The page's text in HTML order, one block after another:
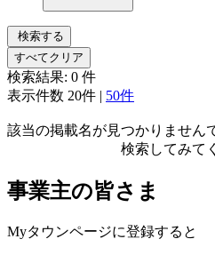
検索する
すべてクリア
検索結果: 0 件
表示件数 20件 | 50件
該当の掲載名が見つかりません
検索してみて
事業主の皆さま
Myタウンページに登録すると